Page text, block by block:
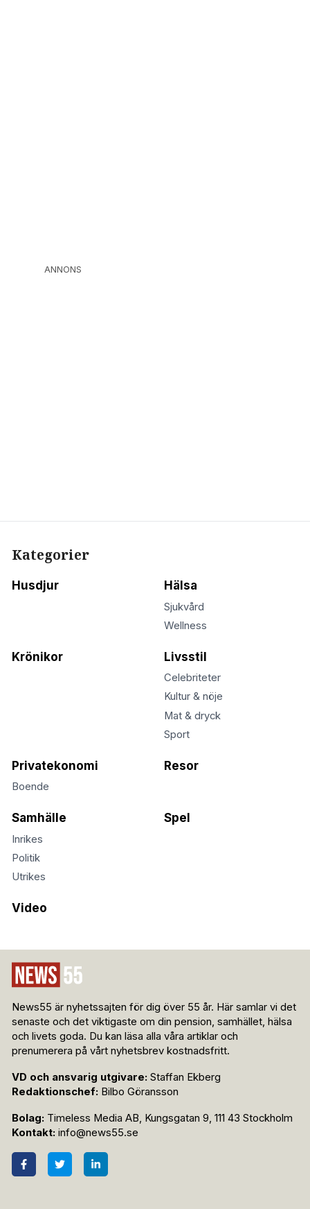
ANNONS
Kategorier
Husdjur Hälsa
Sjukvård
Wellness
Krönikor Livsstil
Celebriteter
Kultur & nöje
Mat & dryck
Sport
Privatekonomi
Boende
Resor
Samhälle
Inrikes
Politik
Utrikes
Spel
Video
News55 är nyhetssajten för dig över 55 år. Här samlar vi det
senaste och det viktigaste om din pension, samhället, hälsa
och livets goda. Du kan läsa alla våra artiklar och
prenumerera på vårt nyhetsbrev kostnadsfritt.
VD och ansvarig utgivare: Staffan Ekberg
Redaktionschef: Bilbo Göransson
Bolag: Timeless Media AB, Kungsgatan 9, 111 43 Stockholm
Kontakt: info@news55.se